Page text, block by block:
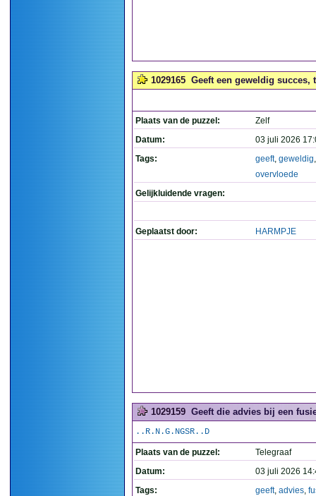
1029165 Geeft een geweldig succes,
Plaats van de puzzel:
Zelf
Datum:
03 juli 2026
Tags:
geeft, geweldig
overvloede
Gelijkluidende vragen:
Geplaatst door: HARMPJE
1029159 Geeft die advies bij een
..R.N.G.NGSR..D
Plaats van de puzzel:
Telegraaf
Datum:
03 juli 2026
Tags:
geeft, advies,